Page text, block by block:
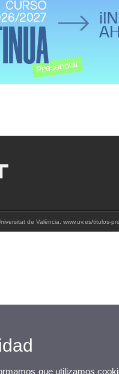
de València. www.uv.es/titulos-
que utilizamos